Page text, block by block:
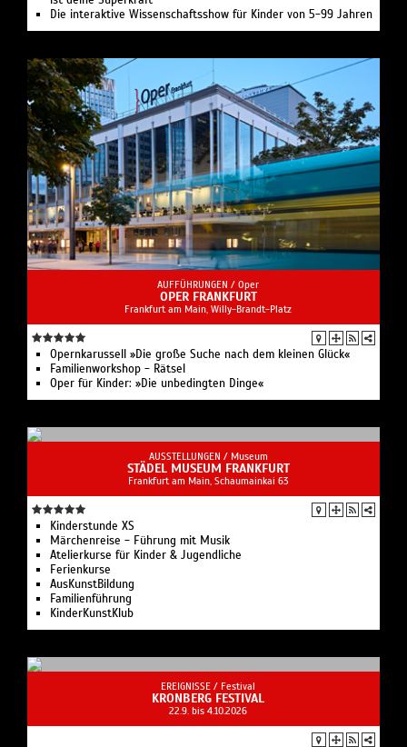
Die interaktive Wissenschaftsshow für Kinder von 5-99 Jahren
AUFFÜHRUNGEN / Oper
OPER FRANKFURT
Frankfurt am Main, Willy-Brandt-Platz
Opernkarussell »Die große Suche nach dem kleinen Glück«
Familienworkshop - Rätsel
Oper für Kinder: »Die unbedingten Dinge«
AUSSTELLUNGEN / Museum
STÄDEL MUSEUM FRANKFURT
Frankfurt am Main, Schaumainkai 63
Kinderstunde XS
Märchenreise - Führung mit Musik
Atelierkurse für Kinder & Jugendliche
Ferienkurse
AusKunstBildung
Familienführung
KinderKunstKlub
EREIGNISSE / Festival
KRONBERG FESTIVAL
22.9. bis 4.10.2026